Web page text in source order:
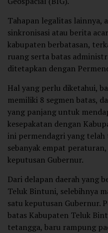
Tahapan legalitas lainnya,
sinkronisasi atau berita
kabupaten berbatasan,
ruang serta batas
ditetapkan dengan
Hal yang perlu diketahui,
memiliki 8 segmen batas,
yang panjang untuk
kesepakatan dengan
ini permendagri yang
sebanyak empat
keputusan Gubernur.
Dari delapan daerah yang
Teluk Bintuni, selebihnya
satu keputusan Gubernur.
batas Kabupaten Teluk
tetangga, baru rampung